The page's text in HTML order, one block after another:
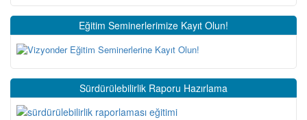
Eğitim Seminerlerimize Kayıt Olun!
Sürdürülebilirlik Raporu Hazırlama